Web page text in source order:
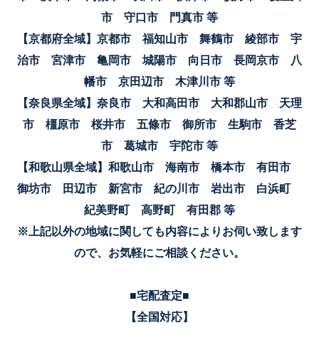
市 守口市 門真市 等
【京都府全域】京都市 福知山市 舞鶴市 綾部市 宇
治市 宮津市 亀岡市 城陽市 向日市 長岡京市 八
幡市 京田辺市 木津川市 等
【奈良県全域】奈良市 大和高田市 大和郡山市 天理
市 橿原市 桜井市 五條市 御所市 生駒市 香芝
市 葛城市 宇陀市 等
【和歌山県全域】和歌山市 海南市 橋本市 有田市
御坊市 田辺市 新宮市 紀の川市 岩出市 白浜町
紀美野町 高野町 有田郡 等
※上記以外の地域に関しても内容によりお伺い致します
ので、お気軽にご相談ください。
■宅配査定■
【全国対応】